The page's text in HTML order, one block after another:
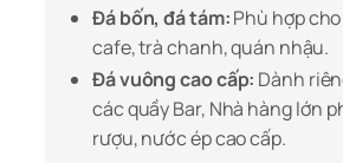
Đá bốn, đá tám:Phù hợp
cafe, trà chanh, quán nhậu.
Đá vuông cao cấp: Dành
các quầy Bar, Nhà hàng lớn
rượu, nước ép cao cấp.